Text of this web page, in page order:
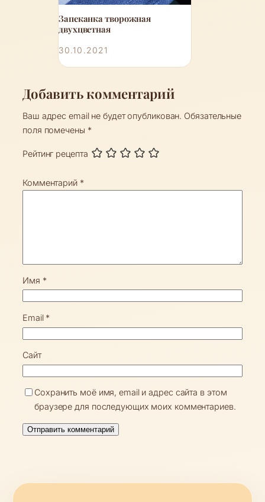
Запеканка творожная
двухцветная
30.10.2021
Добавить комментарий
Ваш адрес email не будет опубликован. Обязательные
поля помечены *
Рейтинг рецепта
Комментарий *
Имя *
Email *
Сайт
Сохранить моё имя, email и адрес сайта в этом
браузере для последующих моих комментариев.